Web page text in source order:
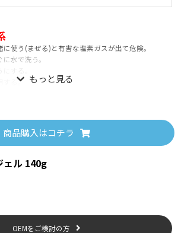
使う(まぜる)と有害な塩素ガスが出て危険。
水で洗う。
する。
く握らないよう注意してください。
るか水洗いし、よく乾かしてください。
商品購入はコチラ
ェル 140g
OEMをご検討の方